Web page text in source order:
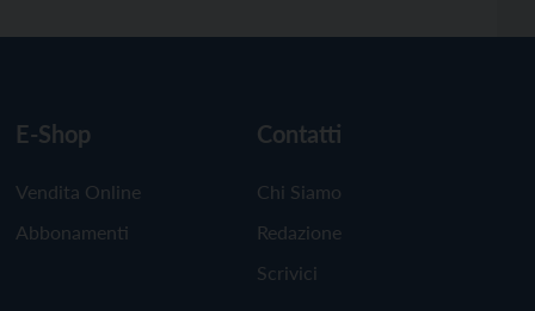
E-Shop
Vendita Online
Abbonamenti
Contatti
Chi Siamo
Redazione
Scrivici